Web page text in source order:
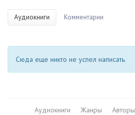
Аудиокниги Комментарии
Сюда еще никто не успел написать
Аудиокниги Жанры Авторы